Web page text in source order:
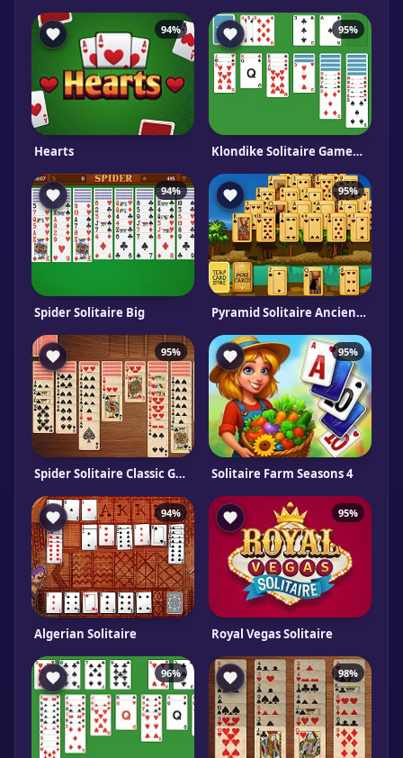
94%
Hearts
95%
Klondike Solitaire Gameboss
94%
Spider Solitaire Big
95%
Pyramid Solitaire Ancient Egypt
95%
Spider Solitaire Classic Gameboss
95%
Solitaire Farm Seasons 4
94%
Algerian Solitaire
95%
Royal Vegas Solitaire
96% 98%